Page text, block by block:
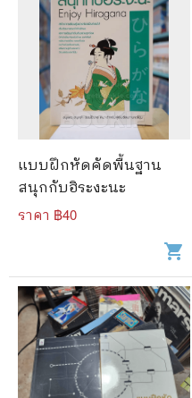
แบบฝึกหัดคัดพื้นฐาน
สนุกกับฮิระงะนะ
ราคา ฿40
shopping_cart